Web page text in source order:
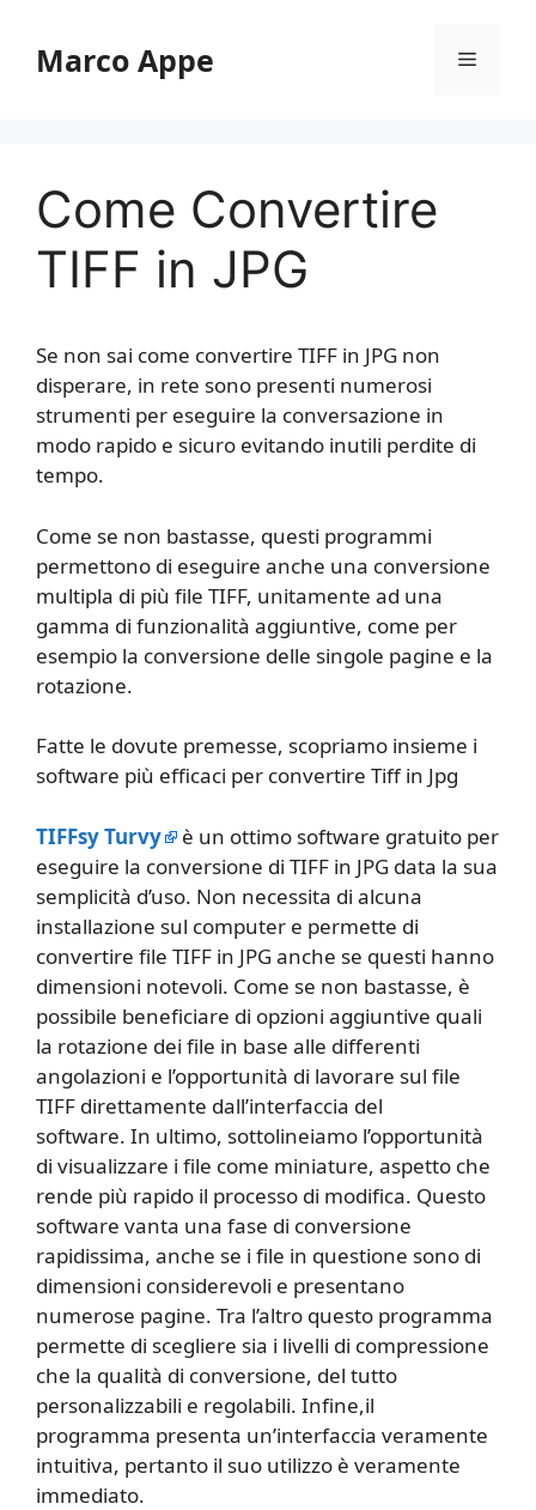
contenuto
Marco Appe Menu
Come Convertire
TIFF in JPG
Se non sai come convertire TIFF in JPG non
disperare, in rete sono presenti numerosi
strumenti per eseguire la conversazione in
modo rapido e sicuro evitando inutili perdite di
tempo.
Come se non bastasse, questi programmi
permettono di eseguire anche una conversione
multipla di più file TIFF, unitamente ad una
gamma di funzionalità aggiuntive, come per
esempio la conversione delle singole pagine e la
rotazione.
Fatte le dovute premesse, scopriamo insieme i
software più efficaci per convertire Tiff in Jpg
TIFFsy Turvy
è un ottimo software gratuito per
eseguire la conversione di TIFF in JPG data la sua
semplicità d’uso. Non necessita di alcuna
installazione sul computer e permette di
convertire file TIFF in JPG anche se questi hanno
dimensioni notevoli. Come se non bastasse, è
possibile beneficiare di opzioni aggiuntive quali
la rotazione dei file in base alle differenti
angolazioni e l’opportunità di lavorare sul file
TIFF direttamente dall’interfaccia del
software. In ultimo, sottolineiamo l’opportunità
di visualizzare i file come miniature, aspetto che
rende più rapido il processo di modifica. Questo
software vanta una fase di conversione
rapidissima, anche se i file in questione sono di
dimensioni considerevoli e presentano
numerose pagine. Tra l’altro questo programma
permette di scegliere sia i livelli di compressione
che la qualità di conversione, del tutto
personalizzabili e regolabili. Infine,il
programma presenta un’interfaccia veramente
intuitiva, pertanto il suo utilizzo è veramente
immediato.